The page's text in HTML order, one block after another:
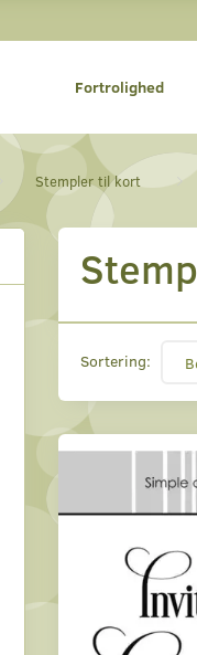
Fortrolighed
Stempler til kort
Sortering: